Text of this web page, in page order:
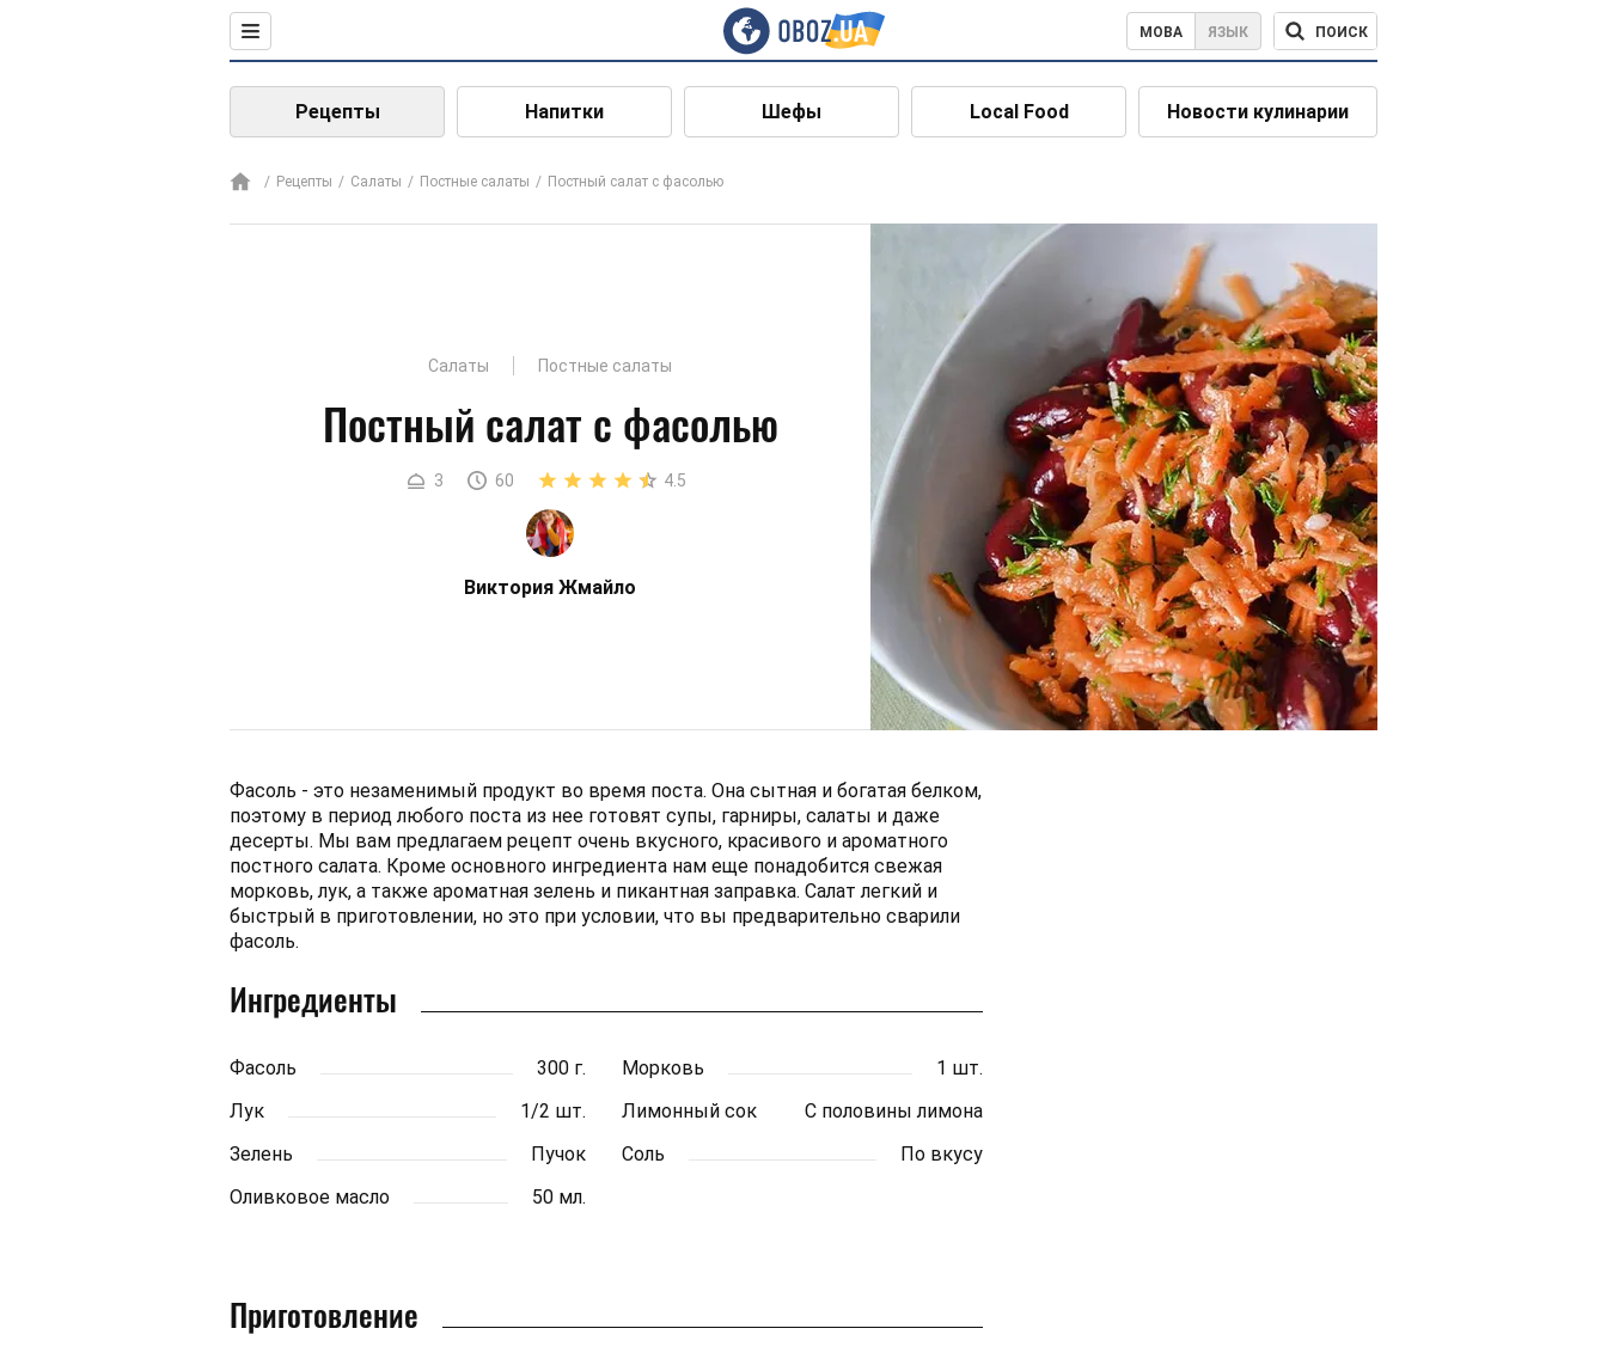
МОВА ЯЗЫК ПОИСК
Рецепты Напитки Шефы Local Food Новости кулинарии
Рецепты Салаты Постные салаты Постный салат с фасолью
Салаты Постные салаты
Постный салат с фасолью
3 60 4.5
Виктория Жмайло
Фасоль - это незаменимый продукт во время поста. Она сытная и богатая белком,
поэтому в период любого поста из нее готовят супы, гарниры, салаты и даже
десерты. Мы вам предлагаем рецепт очень вкусного, красивого и ароматного
постного салата. Кроме основного ингредиента нам еще понадобится свежая
морковь, лук, а также ароматная зелень и пикантная заправка. Салат легкий и
быстрый в приготовлении, но это при условии, что вы предварительно сварили
фасоль.
Ингредиенты
Фасоль 300 г. Морковь
1 шт.
Лук
1/2 шт. Лимонный сок
С половины лимона
Зелень
Пучок Соль
По вкусу
Оливковое масло
50 мл.
Приготовление